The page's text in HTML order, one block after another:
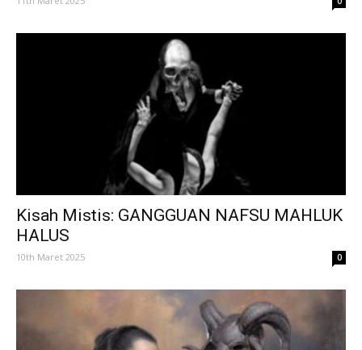
Kisah Mistis: GANGGUAN NAFSU MAHLUK
HALUS
10th Maret 2025 0